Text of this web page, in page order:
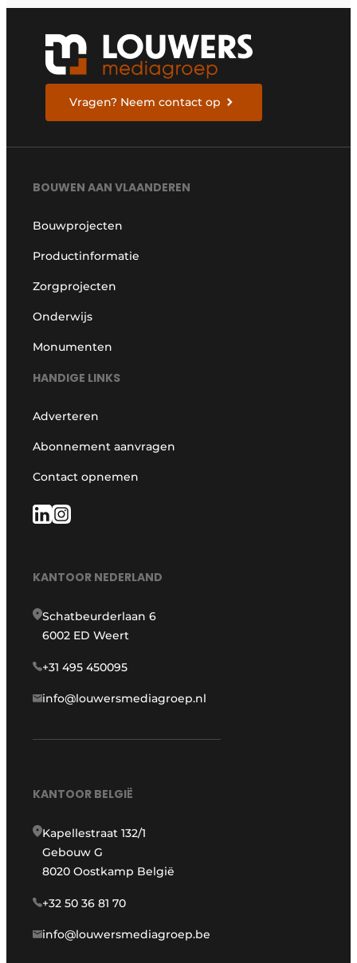
Vragen? Neem contact op
BOUWEN AAN VLAANDEREN
Bouwprojecten
Productinformatie
Zorgprojecten
Onderwijs
Monumenten
HANDIGE LINKS
Adverteren
Abonnement aanvragen
Contact opnemen
KANTOOR NEDERLAND
Schatbeurderlaan 6
6002 ED Weert
+31 495 450095
info@louwersmediagroep.nl
KANTOOR BELGIË
Kapellestraat 132/1
Gebouw G
8020 Oostkamp België
+32 50 36 81 70
info@louwersmediagroep.be